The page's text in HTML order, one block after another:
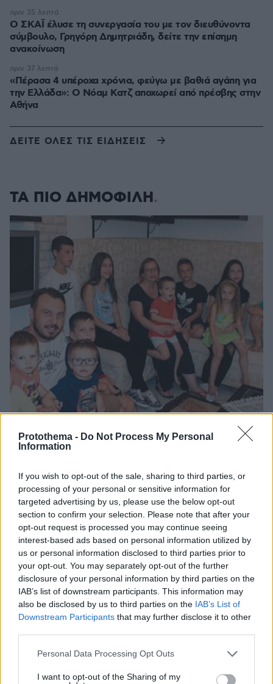
Protothema - Do Not Process My Personal
Information
If you wish to opt-out of the sale, sharing to third parties, or
processing of your personal or sensitive information for
targeted advertising by us, please use the below opt-out
section to confirm your selection. Please note that after your
opt-out request is processed you may continue seeing
interest-based ads based on personal information utilized by
us or personal information disclosed to third parties prior to
your opt-out. You may separately opt-out of the further
disclosure of your personal information by third parties on the
IAB’s list of downstream participants. This information may
also be disclosed by us to third parties on the IAB’s List of
Downstream Participants that may further disclose it to other
Please note that this website/app uses one or more Google
not limited to your visit or usage behaviour. You may click to
Personal Data Processing Opt Outs
I want to opt-out of the Sharing of my
Ο ΣΚΑΪ έλυσε τη συνεργασία του με τον διευθύνοντα
σύμβουλο, Γρηγόρη Δημητριάδη, δείτε την επίσημη
ανακοίνωση
πριν 35 λεπτά
«Πέρασα 4 υπέροχα χρόνια, φεύγω με βαθιά αγάπη για
την Ελλάδα»: Ο Νόαμ Κατζ αποχωρεί από πρέσβης στην
Αθήνα
πριν 37 λεπτά
ΔΕΙΤΕ ΟΛΕΣ ΤΙΣ ΕΙΔΗΣΕΙΣ
ΤΑ ΠΙΟ ΔΗΜΟΦΙΛΗ
Είδος υπό εξαφάνιση οι υπερπολύτεκνοι στην
Ελλάδα που γερνάει: Τα... δύο ταψιά μεσημεριανό,
τα επιδόματα, η καθημερινότητά τους
07.08.2026, 15:59